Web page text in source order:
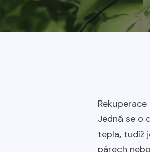
Jedná se o
tepla, tudíž
párech